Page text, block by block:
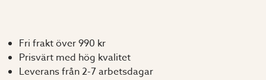
funktion under lång tid. Fönsteröppnaren börjar öppna
vid cirka 16 °C och är fullt öppen vid cirka 25 °C.
Fri frakt över 990 kr
Prisvärt med hög kvalitet
Leverans från 2-7 arbetsdagar